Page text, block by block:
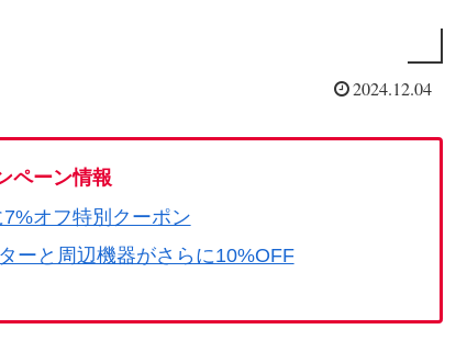
2024.12.04
ペーン情報
オフ特別クーポン
ーと周辺機器がさらに10%OFF